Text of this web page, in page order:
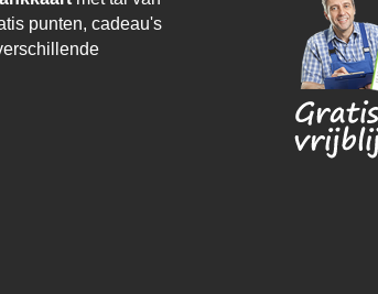
punten, cadeau's